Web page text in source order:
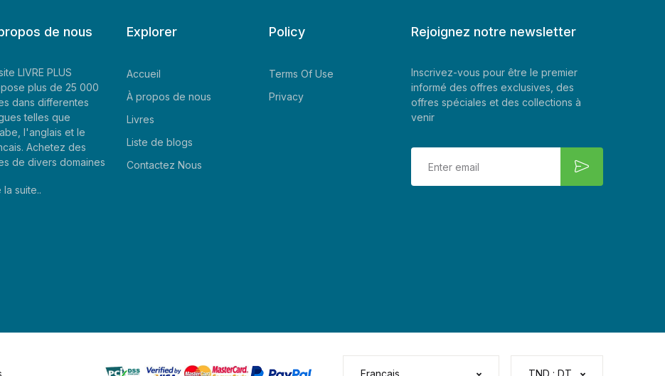
de nous
LIVRE PLUS
plus de 25 000
dans differentes
telles que
l'anglais et le
Achetez des
de divers domaines
la suite..
Explorer
Accueil
À propos de nous
Livres
Liste de blogs
Contactez Nous
Policy
Terms Of Use
Privacy
Rejoignez notre newsletter
Inscrivez-vous pour être le premier
informé des offres exclusives, des
offres spéciales et des collections à
venir
Français TND : DT